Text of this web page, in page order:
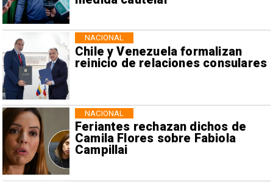
Chile y Venezuela formalizan
reinicio de relaciones consulares
NACIONAL
Feriantes rechazan dichos de
Camila Flores sobre Fabiola
Campillai
NACIONAL